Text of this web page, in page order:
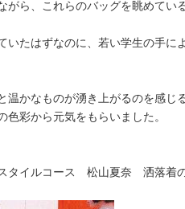
がら、これらのバッグを眺めてい
いたはずなのに、若い学生の手に
温かなものが湧き上がるのを感じ
色彩から元気をもらいました。
タイルコース 松山夏奈 洒落着